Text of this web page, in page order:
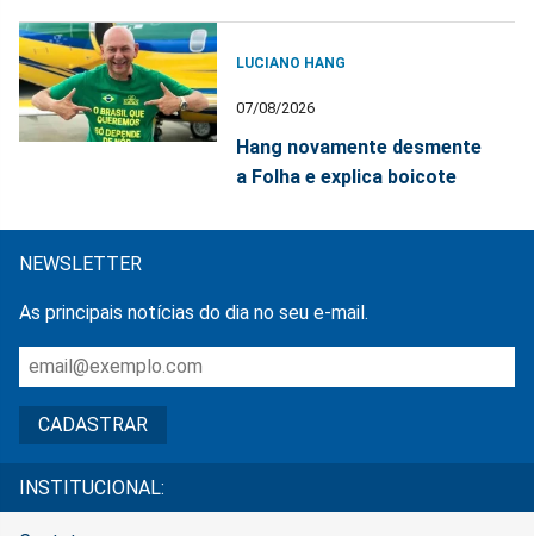
LUCIANO HANG
07/08/2026
Hang novamente desmente
a Folha e explica boicote
NEWSLETTER
As principais notícias do dia no seu e-mail.
INSTITUCIONAL: